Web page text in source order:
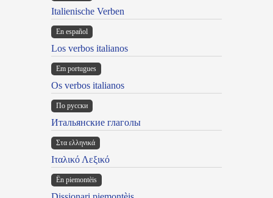
Italienische Verben
En español
Los verbos italianos
Em portugues
Os verbos italianos
По русски
Итальянские глаголы
Στα ελληνικά
Ιταλικό Λεξικό
Ën piemontèis